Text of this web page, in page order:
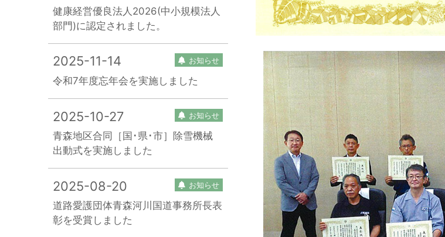
健康経営優良法人2026(中小規模法人
部門)に認定されました。
2025-11-14 お知らせ
令和7年度忘年会を実施しました
2025-10-27 お知らせ
青森地区合同［国･県･市］除雪機械
出動式を実施しました
2025-08-20 お知らせ
道路愛護団体青森河川国道事務所長表
彰を受賞しました